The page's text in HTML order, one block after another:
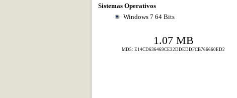
Sistemas Operativos
Windows 7 64 Bits
1.07 MB
MD5: E14CD636469CE32DDEDDFCB766660ED2